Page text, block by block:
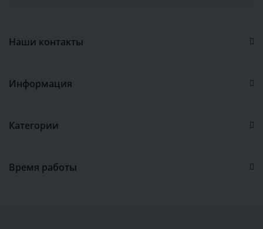
Наши контакты
Информация
Категории
Время работы